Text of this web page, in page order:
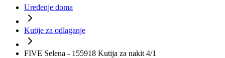
Uređenje doma
Kutije za odlaganje
FIVE Selena - 155918 Kutija za nakit 4/1